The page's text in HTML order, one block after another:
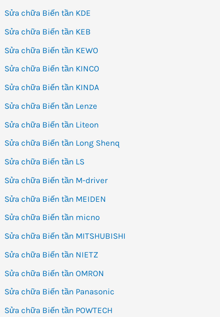
Sửa chữa Biến tần KDE
Sửa chữa Biến tần KEB
Sửa chữa Biến tần KEWO
Sửa chữa Biến tần KINCO
Sửa chữa Biến tần KINDA
Sửa chữa Biến tần Lenze
Sửa chữa Biến tần Liteon
Sửa chữa Biến tần Long Shenq
Sửa chữa Biến tần LS
Sửa chữa Biến tần M-driver
Sửa chữa Biến tần MEIDEN
Sửa chữa Biến tần micno
Sửa chữa Biến tần MITSHUBISHI
Sửa chữa Biến tần NIETZ
Sửa chữa Biến tần OMRON
Sửa chữa Biến tần Panasonic
Sửa chữa Biến tần POWTECH